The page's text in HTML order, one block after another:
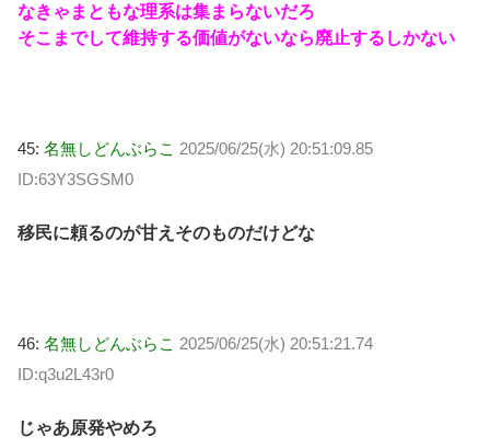
なきゃまともな理系は集まらないだろ
そこまでして維持する価値がないなら廃止するしかない
45: 名無しどんぶらこ 2025/06/25(水) 20:51:09.85
ID:63Y3SGSM0
移民に頼るのが甘えそのものだけどな
46: 名無しどんぶらこ 2025/06/25(水) 20:51:21.74
ID:q3u2L43r0
じゃあ原発やめろ